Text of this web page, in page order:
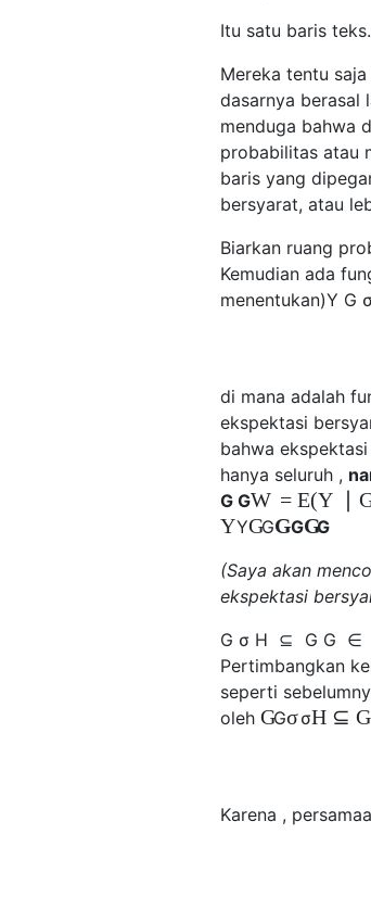
Itu satu baris
Mereka tentu
dasarnya berasal
menduga bahwa
probabilitas atau
baris yang
bersyarat, atau
Biarkan ruang
Kemudian ada
menentukan)Y G
di mana adalah
ekspektasi
bahwa
hanya seluruh ,
G GW = E(Y
YYGGGGGG
(Saya akan
ekspektasi
G σ H ⊆ G G ∈
Pertimbangkan
seperti
oleh GGσσH ⊆ G
Karena ,